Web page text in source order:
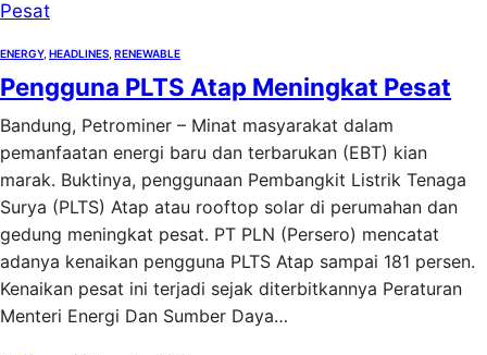
ENERGY, HEADLINES RENEWABLE
Pengguna PLTS Atap Meningkat Pesat
Bandung, Petrominer – Minat masyarakat dalam
pemanfaatan energi baru dan terbarukan (EBT) kian
marak. Buktinya, penggunaan Pembangkit Listrik Tenaga
Surya (PLTS) Atap atau rooftop solar di perumahan dan
gedung meningkat pesat. PT PLN (Persero) mencatat
adanya kenaikan pengguna PLTS Atap sampai 181 persen.
Kenaikan pesat ini terjadi sejak diterbitkannya Peraturan
Menteri Energi Dan Sumber Daya…